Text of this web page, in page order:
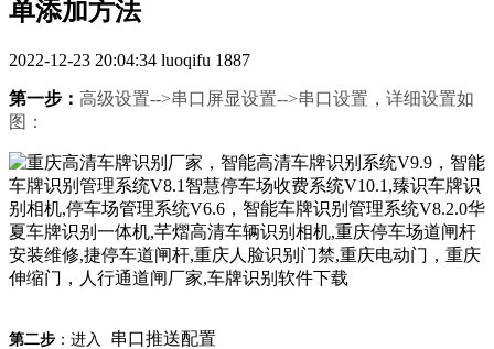
单添加方法
2022-12-23 20:04:34 luoqifu 1887
第一步： 高级设置-->串口屏显设置-->串口设置 ，详细设置如
图：
第二步 ：进入 串口推送配置